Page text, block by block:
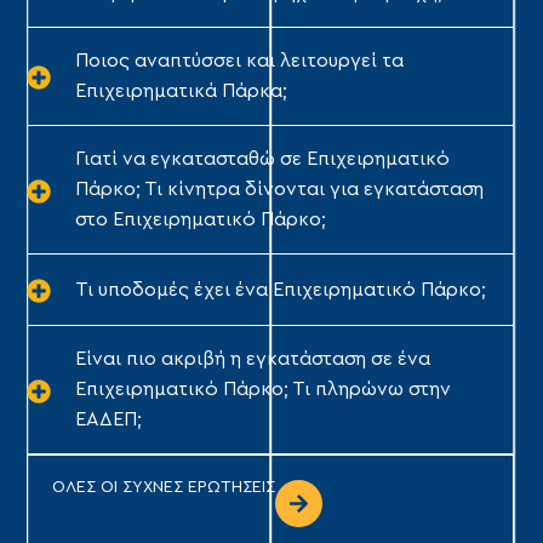
Ποιος αναπτύσσει και λειτουργεί τα
Επιχειρηματικά Πάρκα;
Γιατί να εγκατασταθώ σε Επιχειρηματικό
Πάρκο; Τι κίνητρα δίνονται για εγκατάσταση
στο Επιχειρηματικό Πάρκο;
Τι υποδομές έχει ένα Επιχειρηματικό Πάρκο;
Είναι πιο ακριβή η εγκατάσταση σε ένα
Επιχειρηματικό Πάρκο; Τι πληρώνω στην
ΕΑΔΕΠ;
ΟΛΕΣ ΟΙ ΣΥΧΝΕΣ ΕΡΩΤΗΣΕΙΣ